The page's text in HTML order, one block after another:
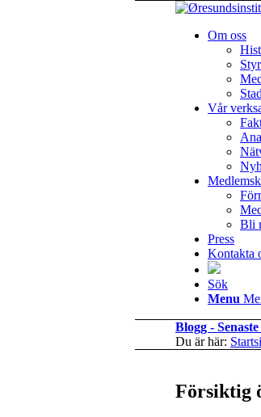
Om oss
Vår
Bli
Press
Kontakta
Sök
Menu
Blogg -
Du är här:
Försiktig